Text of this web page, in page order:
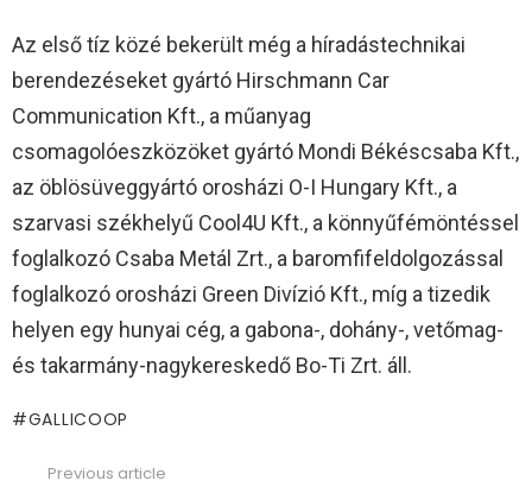
Az első tíz közé bekerült még a híradástechnikai
berendezéseket gyártó Hirschmann Car
Communication Kft., a műanyag
csomagolóeszközöket gyártó Mondi Békéscsaba Kft.,
az öblösüveggyártó orosházi O-I Hungary Kft., a
szarvasi székhelyű Cool4U Kft., a könnyűfémöntéssel
foglalkozó Csaba Metál Zrt., a baromfifeldolgozással
foglalkozó orosházi Green Divízió Kft., míg a tizedik
helyen egy hunyai cég, a gabona-, dohány-, vetőmag-
és takarmány-nagykereskedő Bo-Ti Zrt. áll.
GALLICOOP
Previous article